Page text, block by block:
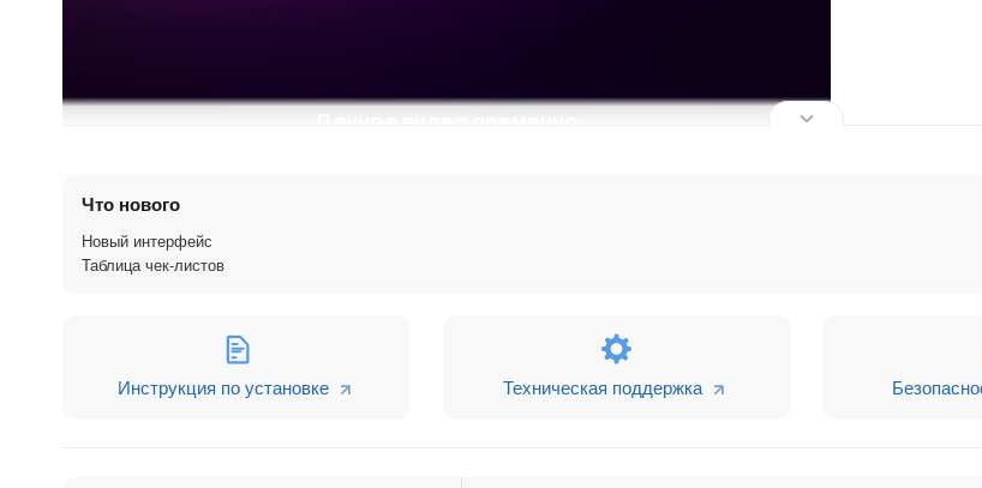
⭐ Основные возможности
Что нового
Новый интерфейс
Таблица чек-листов
Инструкция по установке Техническая поддержка